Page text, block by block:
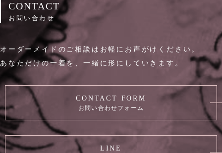
CONTACT
お問い合わせ
オーダーメイドのご相談はお軽にお声がけください。
あなただけの一着を、一緒に形にしていきます。
CONTACT FORM
お問い合わせフォーム
LINE